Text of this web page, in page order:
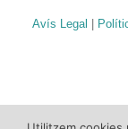
Avís Legal